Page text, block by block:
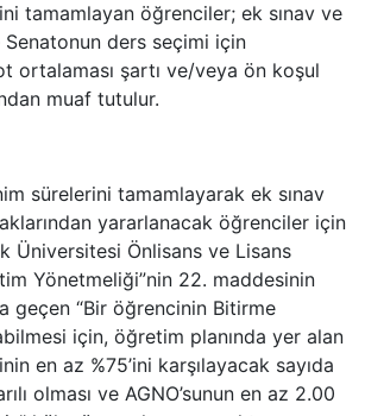
tamamlayan öğrenciler; ek sınav ve
ders seçimi için
ortalaması şartı ve/veya ön koşul
muaf tutulur.
sürelerini tamamlayarak ek sınav
yararlanacak öğrenciler için
Üniversitesi Önlisans ve Lisans
Yönetmeliği”nin 22. maddesinin
geçen “Bir öğrencinin Bitirme
için, öğretim planında yer alan
en az %75’ini karşılayacak sayıda
olması ve AGNO’sunun en az 2.00